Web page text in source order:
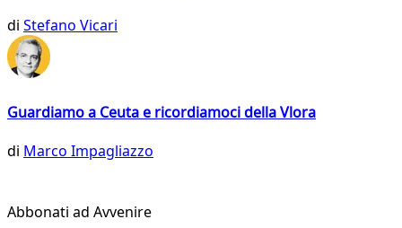
di Stefano Vicari
Guardiamo a Ceuta e ricordiamoci della Vlora
di Marco Impagliazzo
Abbonati ad Avvenire